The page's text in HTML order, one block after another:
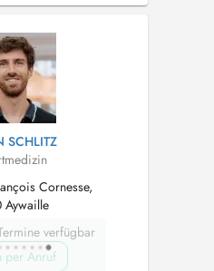
ou via le 04 378 88
sport certifié par
dans la ...
SCHLITZ
Cornesse,
Aywaille
verfügbar
per Anruf